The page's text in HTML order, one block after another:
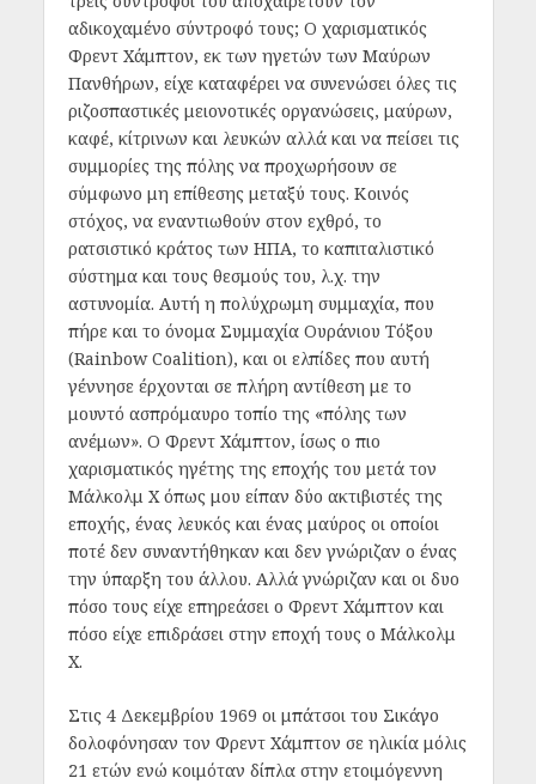
αδικοχαμένο σύντροφό τους; Ο χαρισματικός
Φρεντ Χάμπτον, εκ των ηγετών των Μαύρων
Πανθήρων, είχε καταφέρει να συνενώσει όλες τις
ριζοσπαστικές μειονοτικές οργανώσεις, μαύρων,
καφέ, κίτρινων και λευκών αλλά και να πείσει τις
συμμορίες της πόλης να προχωρήσουν σε
σύμφωνο μη επίθεσης μεταξύ τους. Κοινός
στόχος, να εναντιωθούν στον εχθρό, το
ρατσιστικό κράτος των ΗΠΑ, το καπιταλιστικό
σύστημα και τους θεσμούς του, λ.χ. την
αστυνομία. Αυτή η πολύχρωμη συμμαχία, που
πήρε και το όνομα Συμμαχία Ουράνιου Τόξου
(Rainbow Coalition), και οι ελπίδες που αυτή
γέννησε έρχονται σε πλήρη αντίθεση με το
μουντό ασπρόμαυρο τοπίο της «πόλης των
ανέμων». Ο Φρεντ Χάμπτον, ίσως ο πιο
χαρισματικός ηγέτης της εποχής του μετά τον
Μάλκολμ Χ όπως μου είπαν δύο ακτιβιστές της
εποχής, ένας λευκός και ένας μαύρος οι οποίοι
ποτέ δεν συναντήθηκαν και δεν γνώριζαν ο ένας
την ύπαρξη του άλλου. Αλλά γνώριζαν και οι δυο
πόσο τους είχε επηρεάσει ο Φρεντ Χάμπτον και
πόσο είχε επιδράσει στην εποχή τους ο Μάλκολμ
Χ.
Στις 4 Δεκεμβρίου 1969 οι μπάτσοι του Σικάγο
δολοφόνησαν τον Φρεντ Χάμπτον σε ηλικία μόλις
21 ετών ενώ κοιμόταν δίπλα στην ετοιμόγεννη